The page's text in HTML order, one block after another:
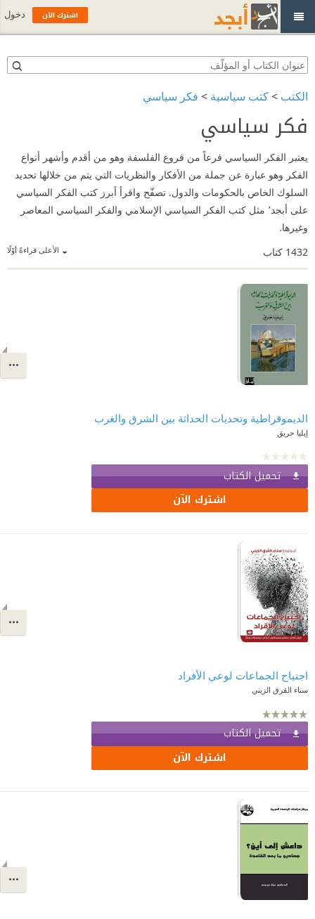
الكتب >كتب سياسية > فكر سياسي
فكر سياسي
يعتبر الفكر السياسي فرعاً من فروع الفلسفة وهو من أقدم وأشهر أنواع
الفكر وهو عبارة عن جملة من الأفكار والنظريات التي يتم من خلالها تحديد
السلوك الخاص بالحكومات والدول. تصفّح واقرأ أبرز كتب الفكر السياسي
على أبجد٬ مثل كتب الفكر السياسي الإسلامي والفكر السياسي المعاصر
وغيرها.
الأعلى قراءةً أوّلًا 1432 كتاب
الديموقراطية وتحديات الحداثة بين الشرق والغرب
إيليا حريق
تحميل الكتاب
اشترك الآن
اجتياح الجماعات لوعي الأفراد
سناء القرق الزيني
تحميل الكتاب
اشترك الآن
اشترك الآن دخول